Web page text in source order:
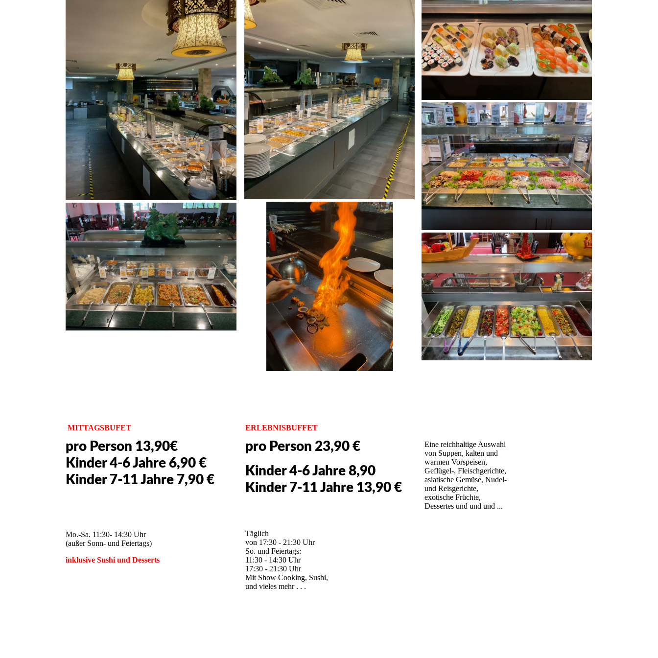
MITTAGSBUFET
pro Person 13,90€
Kinder 4-6 Jahre 6,90 €
Kinder 7-11 Jahre 7,90 €
Mo.-Sa. 11:30- 14:30 Uhr
(außer Sonn- und Feiertags)
inklusive Sushi und Desserts
ERLEBNISBUFFET
pro Person 23,90 €
Kinder 4-6 Jahre 8,90
Kinder 7-11 Jahre 13,90 €
Täglich
von 17:30 - 21:30 Uhr
So. und Feiertags:
11:30 - 14:30 Uhr
17:30 - 21:30 Uhr
Mit Show Cooking, Sushi,
und vieles mehr . . .
Eine reichhaltige Auswahl
von Suppen, kalten und
warmen Vorspeisen,
Geflügel-, Fleischgerichte,
asiatische Gemüse, Nudel-
und Reisgerichte,
exotische Früchte,
Dessertes und und und ...